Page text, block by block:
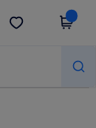
Obter app